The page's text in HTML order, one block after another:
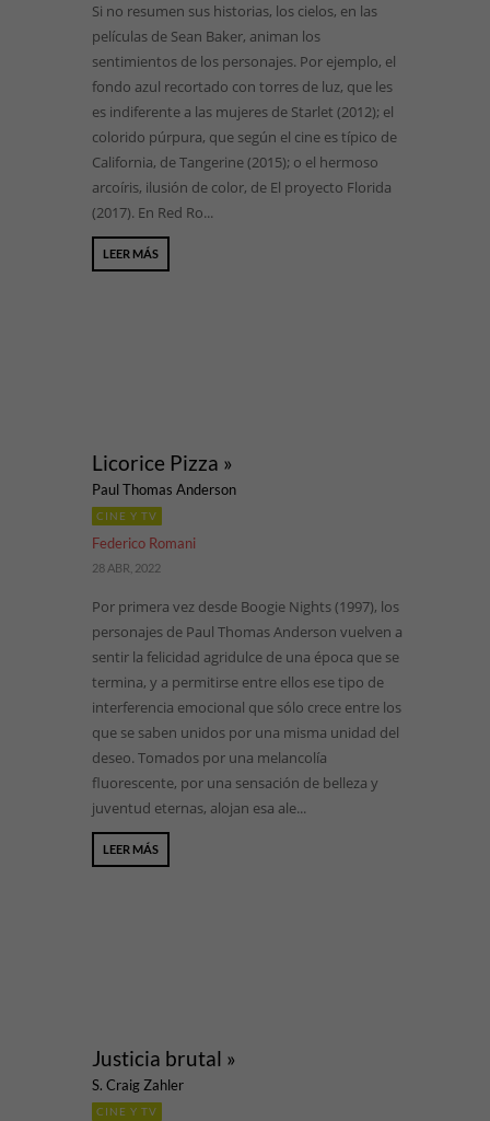
Si no resumen sus historias, los cielos, en las
películas de Sean Baker, animan los
sentimientos de los personajes. Por ejemplo, el
fondo azul recortado con torres de luz, que les
es indiferente a las mujeres de Starlet (2012); el
colorido púrpura, que según el cine es típico de
California, de Tangerine (2015); o el hermoso
arcoíris, ilusión de color, de El proyecto Florida
(2017). En Red Ro...
LEER MÁS
Licorice Pizza »
Paul Thomas Anderson
CINE Y TV
Federico Romani
28 ABR, 2022
Por primera vez desde Boogie Nights (1997), los
personajes de Paul Thomas Anderson vuelven a
sentir la felicidad agridulce de una época que se
termina, y a permitirse entre ellos ese tipo de
interferencia emocional que sólo crece entre los
que se saben unidos por una misma unidad del
deseo. Tomados por una melancolía
fluorescente, por una sensación de belleza y
juventud eternas, alojan esa ale...
LEER MÁS
Justicia brutal »
S. Craig Zahler
CINE Y TV